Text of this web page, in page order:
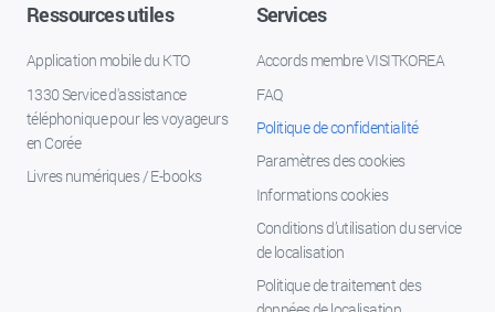
Ressources utiles
Application mobile du KTO
1330 Service d'assistance
téléphonique pour les voyageurs
en Corée
Livres numériques / E-books
Services
Accords membre VISITKOREA
FAQ
Politique de confidentialité
Paramètres des cookies
Informations cookies
Conditions d’utilisation du service
de localisation
Politique de traitement des